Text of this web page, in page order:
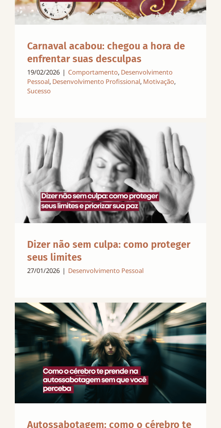
Carnaval acabou: chegou a hora de
enfrentar suas desculpas
19/02/2026 | Comportamento, Desenvolvimento
Pessoal, Desenvolvimento Profissional, Motivação,
Sucesso
Dizer não sem culpa: como proteger
seus limites
27/01/2026 | Desenvolvimento Pessoal
Autossabotagem: como o cérebro te